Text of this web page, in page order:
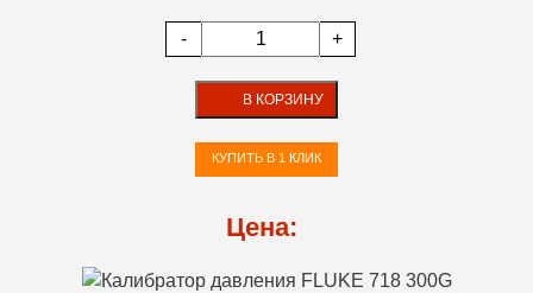
- +
В КОРЗИНУ
КУПИТЬ В 1 КЛИК
Цена: